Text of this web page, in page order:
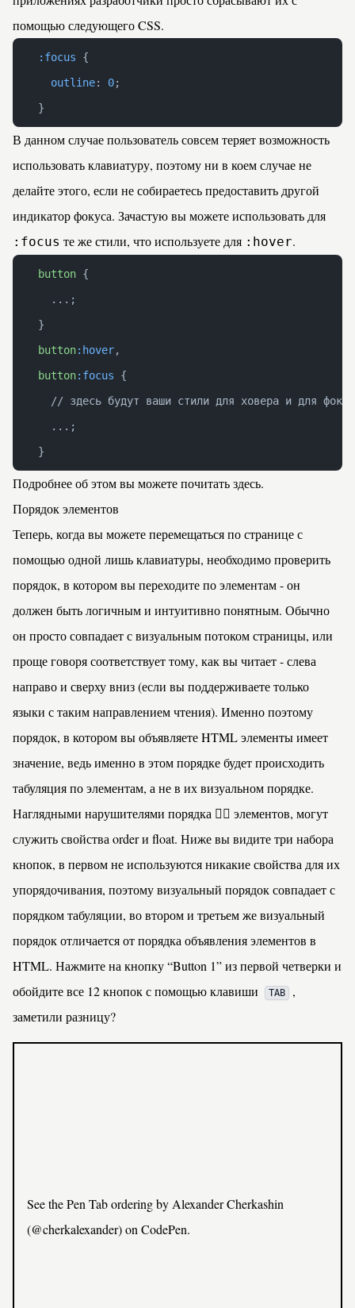
помощью следующего CSS.
:focus {
	outline
: 0;
}
В данном случае пользователь совсем теряет возможность
использовать клавиатуру, поэтому ни в коем случае не
делайте этого, если не собираетесь предоставить другой
индикатор фокуса. Зачастую вы можете использовать для
:focus те же стили, что используете для :hover.
button {
  ...;
}
button:hover,
button:focus {
// здесь будут ваши стили для ховера и для
  ...;
}
Подробнее об этом вы можете почитатьздесь.
Порядок элементов
Теперь, когда вы можете перемещаться по странице с
помощью одной лишь клавиатуры, необходимо проверить
порядок, в котором вы переходите по элементам - он
должен быть логичным и интуитивно понятным. Обычно
он просто совпадает с визуальным потоком страницы, или
проще говоря соответствует тому, как вы читает - слева
направо и сверху вниз (если вы поддерживаете только
языки с таким направлением чтения). Именно поэтому
порядок, в котором вы объявляете HTML элементы имеет
значение, ведь именно в этом порядке будет происходить
табуляция по элементам, а не в их визуальном порядке.
Наглядными нарушителями порядка 👮‍♂️‍ элементов, могут
служить свойстваorderи float. Ниже вы видите три набора
кнопок, в первом не используются никакие свойства для их
упорядочивания, поэтому визуальный порядок совпадает с
порядком табуляции, во втором и третьем же визуальный
порядок отличается от порядка объявления элементов в
HTML. Нажмите на кнопку “Button 1” из первой четверки и
обойдите все 12 кнопок с помощью клавиши
TAB
,
заметили разницу?
See the Pen Tab orderingby Alexander Cherkashin
(@cherkalexander) on CodePen.